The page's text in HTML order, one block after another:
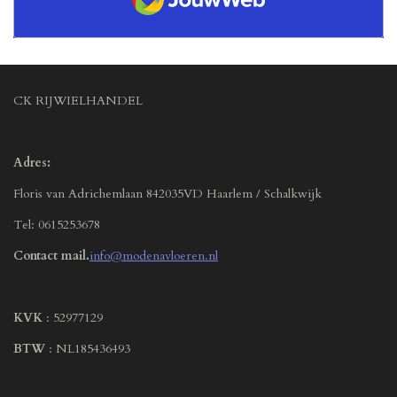
CK RIJWIELHANDEL
Adres:
Floris van Adrichemlaan 842035VD Haarlem / Schalkwijk
Tel: 0615253678
Contact mail.info@modenavloeren.nl
KVK : 52977129
BTW : NL185436493